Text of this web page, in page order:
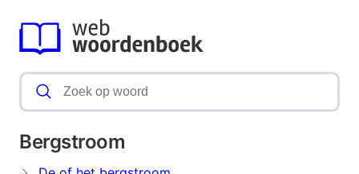
Bergstroom